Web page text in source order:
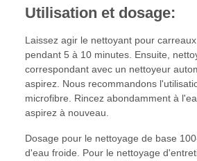
Utilisation et dosage:
Laissez agir le nettoyant pour
pendant 5 à 10 minutes. Ensuite,
correspondant avec un nettoyeur
aspirez. Nous recommandons
microfibre. Rincez abondamment à
aspirez à nouveau.
Dosage pour le nettoyage de base
d'eau froide. Pour le nettoyage